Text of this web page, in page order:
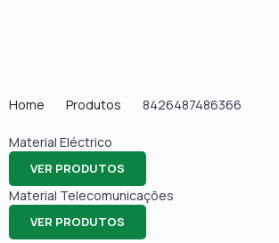
Home Produtos 8426487486366
Material Eléctrico
VER PRODUTOS
Material Telecomunicações
VER PRODUTOS